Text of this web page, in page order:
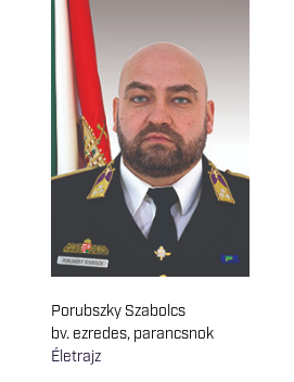
Porubszky Szabolcs
bv. ezredes, parancsnok
Életrajz